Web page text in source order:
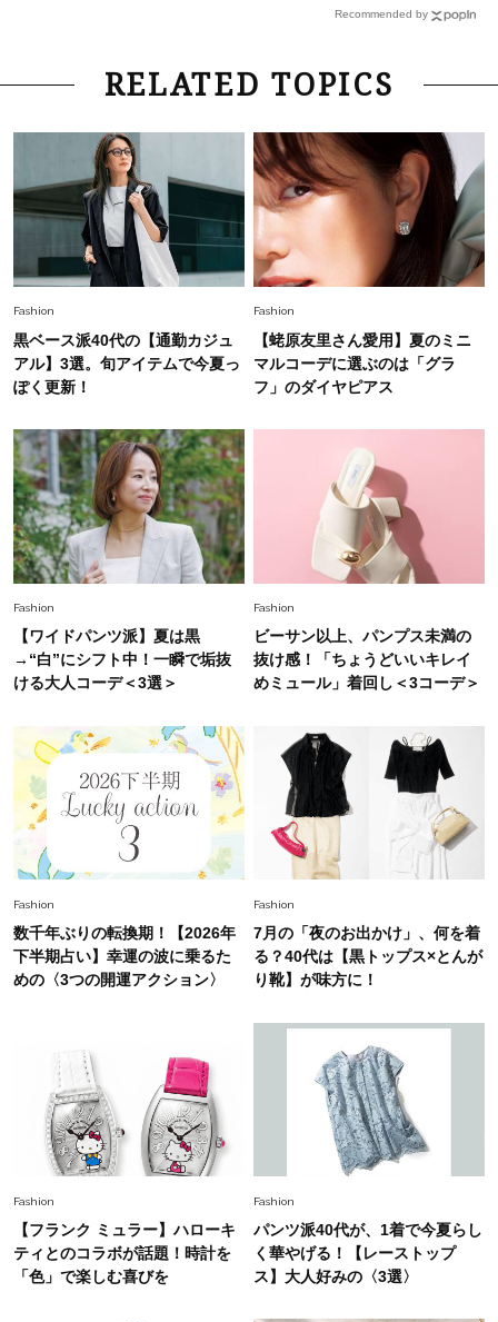
Lifestyle 2026.8.6
26年夏の【開運アクション】は”ひと拭き”習
Lifestyle 2026.5.22
梅宮アンナさん 電撃婚から1年、家族の価値観
を育み中「理想の暮らしよりも今の心地よさを選
んだ」
中村ゆりさん「40代になり、やっと“仕事以外の
幸福感”に目が向いた」ライフスタイルも、服も
Fashion
白黒でもこんなに華やぐ！40代、夏の「甘めト
ップス×パンツ」コーデ〈3選〉
Fashion 2026.5.29
40代の夏通勤はこれ１着！「きちんと感」も
「オシャレ」も整うトレンドトップス〈4選〉
Fashion 2026.6.26
初夏はこれさえあれば！40代は【淡色ワンピ】
Fashion 2026.5.29
今、40代の「メガネ＆サングラス」のトレンド
に更新あり！“黒ぶち以外”が新定番に
旬着こなし3選。地味見え回避のコツは「バッグ
選び」！
【40代のTシャツコーデ】超ビッグサイズ×きれ
いめハーフパンツでモードに昇華
Fashion 2026.7.9
スタイリストが本気で推す！40代がほどよく華
やぐ【甘め黒アイテム】3選
Recommended by
RELATED TOPICS
Fashion
黒ベース派40代の【通勤カジュ
アル】3選。旬アイテムで今夏っ
ぽく更新！
Fashion
【蛯原友里さん愛用】夏のミニ
マルコーデに選ぶのは「グラ
フ」のダイヤピアス
Fashion
【ワイドパンツ派】夏は黒
→“白”にシフト中！一瞬で垢抜
ける大人コーデ＜3選＞
Fashion
ビーサン以上、パンプス未満の
抜け感！「ちょうどいいキレイ
めミュール」着回し＜3コーデ＞
Fashion
数千年ぶりの転換期！【2026年
下半期占い】幸運の波に乗るた
めの〈3つの開運アクション〉
Fashion
7月の「夜のお出かけ」、何を着
る？40代は【黒トップス×とんが
り靴】が味方に！
Fashion
【フランク ミュラー】ハローキ
ティとのコラボが話題！時計を
「色」で楽しむ喜びを
Fashion
パンツ派40代が、1着で今夏らし
く華やげる！【レーストップ
ス】大人好みの〈3選〉